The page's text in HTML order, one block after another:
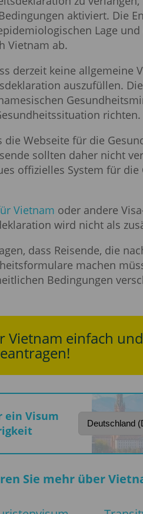
aktiviert. Die
Lage
Vietnam ab.
derzeit keine allgemeine
auszufüllen.
richten.
die Webseite für die
sollten daher nicht
offizielles System für
Vietnam oder andere
wird nicht als
dass Reisende, die
machen
Bedingungen
Vietnam einfach und
ein Visum
Sie mehr über